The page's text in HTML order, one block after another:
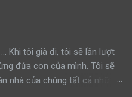
thế nào”. Rồi sư tử bố lao
đấu, bảo vệ khu vực của
đi tuần tra, cả hai bắt gặp
men săn mồi trong lãnh
sang bảo con: “Hãy nhìn bố
Khi tôi già đi, tôi sẽ lần lượt
đứa con của mình. Tôi sẽ
nhà của chúng tất cả những